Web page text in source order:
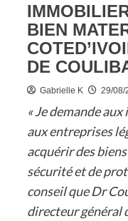
DEMENT
BIEN
DE
Gabrielle K 29/08/
« Je demande
aux entreprises
acquérir des
sécurité et de
conseil que Dr
directeur général